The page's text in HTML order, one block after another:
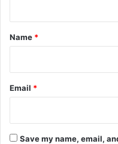
*
Name *
Email *
Save my name, email,